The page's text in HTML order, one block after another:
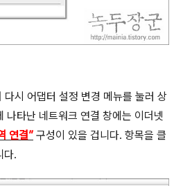
다시 어댑터 설정 변경 메뉴를 눌러 상
나타난 네트워크 연결 창에는 이더넷
연결” 구성이 있을 겁니다. 항목을 클
다.